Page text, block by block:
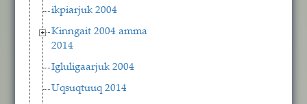
ikpiarjuk 2004
Kinngait 2004 amma
2014
Igluligaarjuk 2004
Uqsuqtuuq 2014